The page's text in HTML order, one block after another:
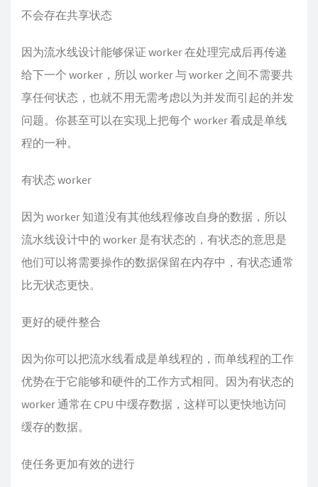
不会存在共享状态
因为流水线设计能够保证 worker 在处理完成后再传递
给下一个 worker，所以 worker 与 worker 之间不需要共
享任何状态，也就不用无需考虑以为并发而引起的并发
问题。你甚至可以在实现上把每个 worker 看成是单线
程的一种。
有状态 worker
因为 worker 知道没有其他线程修改自身的数据，所以
流水线设计中的 worker 是有状态的，有状态的意思是
他们可以将需要操作的数据保留在内存中，有状态通常
比无状态更快。
更好的硬件整合
因为你可以把流水线看成是单线程的，而单线程的工作
优势在于它能够和硬件的工作方式相同。因为有状态的
worker 通常在 CPU 中缓存数据，这样可以更快地访问
缓存的数据。
使任务更加有效的进行